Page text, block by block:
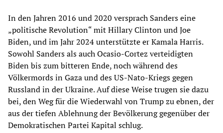
In den Jahren 2016 und 2020 versprach Sanders eine
„politische Revolution“ mit Hillary Clinton und Joe
Biden, und im Jahr 2024 unterstützte er Kamala Harris.
Sowohl Sanders als auch Ocasio-Cortez verteidigten
Biden bis zum bitteren Ende, noch während des
Völkermords in Gaza und des US-Nato-Kriegs gegen
Russland in der Ukraine. Auf diese Weise trugen sie dazu
bei, den Weg für die Wiederwahl von Trump zu ebnen, der
aus der tiefen Ablehnung der Bevölkerung gegenüber der
Demokratischen Partei Kapital schlug.